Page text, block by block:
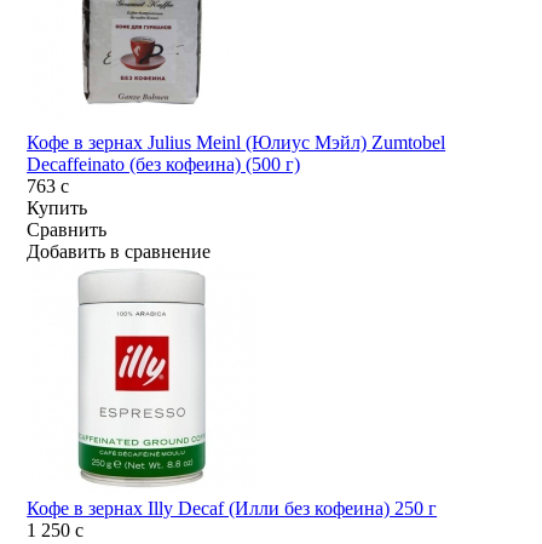
Кофе в зернах Julius Meinl (Юлиус Мэйл) Zumtobel
Decaffeinato (без кофеина) (500 г)
763c
Купить
Сравнить
Добавить в сравнение
Кофе в зернах Illy Decaf (Илли без кофеина) 250 г
1 250c